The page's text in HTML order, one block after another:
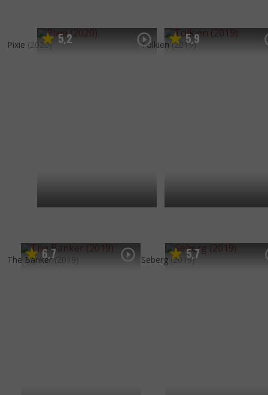
5,2
Pixie (2020) 5,9
Tolkien (2019)
6,7
The Banker (2019) 5,7
Seberg (2019)